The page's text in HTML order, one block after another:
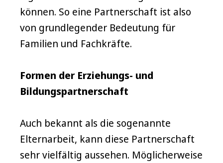
können. So eine Partnerschaft ist also
von grundlegender Bedeutung für
Familien und Fachkräfte.
Formen der Erziehungs- und
Bildungspartnerschaft
Auch bekannt als die sogenannte
Elternarbeit, kann diese Partnerschaft
sehr vielfältig aussehen. Möglicherweise